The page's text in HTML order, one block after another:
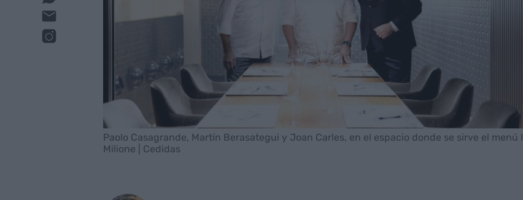
Paolo Casagrande, Martín Berasategui y Joan Carles, en el espacio donde se sirve el menú Il
Milione | Cedidas